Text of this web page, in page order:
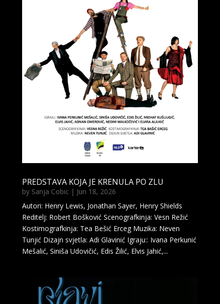
PREDSTAVA KOJA JE KRENULA PO ZLU
by Sanja Cobic| Jun 18, 2026
Autori: Henry Lewis, Jonathan Sayer, Henry Shields
Reditelj: Robert Bošković Scenografkinja: Vesn Režić
Kostimografkinja: Tea Bešić Erceg Muzika: Neven
Tunjić Dizajn svjetla: Adi Glavinić Igraju:: Ivana Perkunić
Mešalić, Siniša Udovičić, Edis Žilić, Elvis Jahić,...